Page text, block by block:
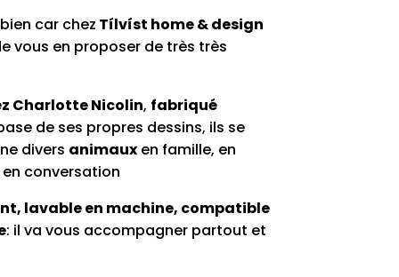
car chez Tílvíst home & design
vous en proposer de très très
Charlotte Nicolin, fabriqué
de ses propres dessins, ils se
divers animauxen famille, en
conversation
lavable en machine, compatible
: il va vous accompagner partout et